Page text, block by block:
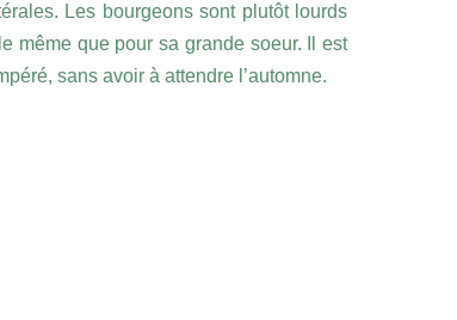
Les bourgeons sont plutôt lourds
même que pour sa grande soeur. Il est
sans avoir à attendre l’automne.